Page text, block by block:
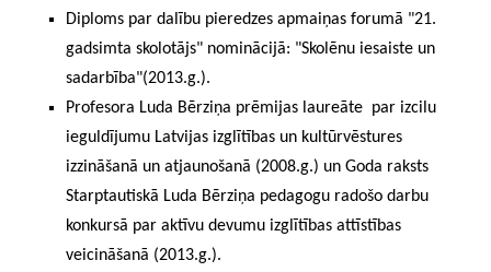
Diploms par dalību pieredzes apmaiņas forumā "21.
gadsimta skolotājs" nominācijā: "Skolēnu iesaiste un
sadarbība"(2013.g.).
Profesora Luda Bērziņa prēmijas laureāte par izcilu
ieguldījumu Latvijas izglītības un kultūrvēstures
izzināšanā un atjaunošanā (2008.g.) un Goda raksts
Starptautiskā Luda Bērziņa pedagogu radošo darbu
konkursā par aktīvu devumu izglītības attīstības
veicināšanā (2013.g.).